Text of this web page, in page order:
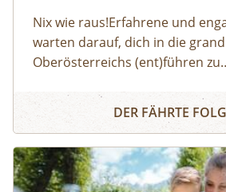
Nix wie raus!Erfahrene und
warten darauf, dich in die
Oberösterreichs (ent)führen zu
Alpakas versorgen,
Fährtenlesen lernen, Höhlen
und noch vieles mehr: Auf
findest du alle Angebote,
Naturerlebnis
DER FÄHRTE